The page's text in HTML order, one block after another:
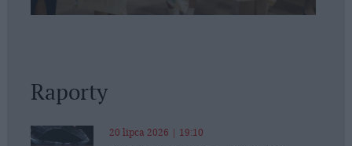
Raporty
20 lipca 2026 | 19:10